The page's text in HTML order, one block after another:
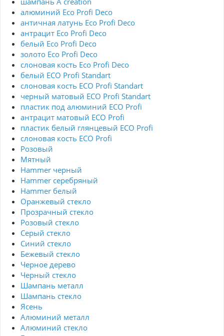
алюминий Eco Profi Deco
античная латунь Eco Profi Deco
антрацит Eco Profi Deco
белый Eco Profi Deco
золото Eco Profi Deco
слоновая кость Eco Profi Deco
белый ECO Profi Standart
слоновая кость ECO Profi Standart
черный матовый ECO Profi Standart
пластик под алюминий ECO Profi
антрацит матовый ECO Profi
пластик белый глянцевый ECO Profi
слоновая кость ECO Profi
Розовый
Мятный
Hammer черный
Hammer серебряный
Hammer белый
Оранжевый стекло
Прозрачный стекло
Розовый стекло
Серый стекло
Синий стекло
Бежевый стекло
Черное дерево
Черный стекло
Шампань металл
Шампань стекло
Ясень
Алюминий металл
Алюминий стекло